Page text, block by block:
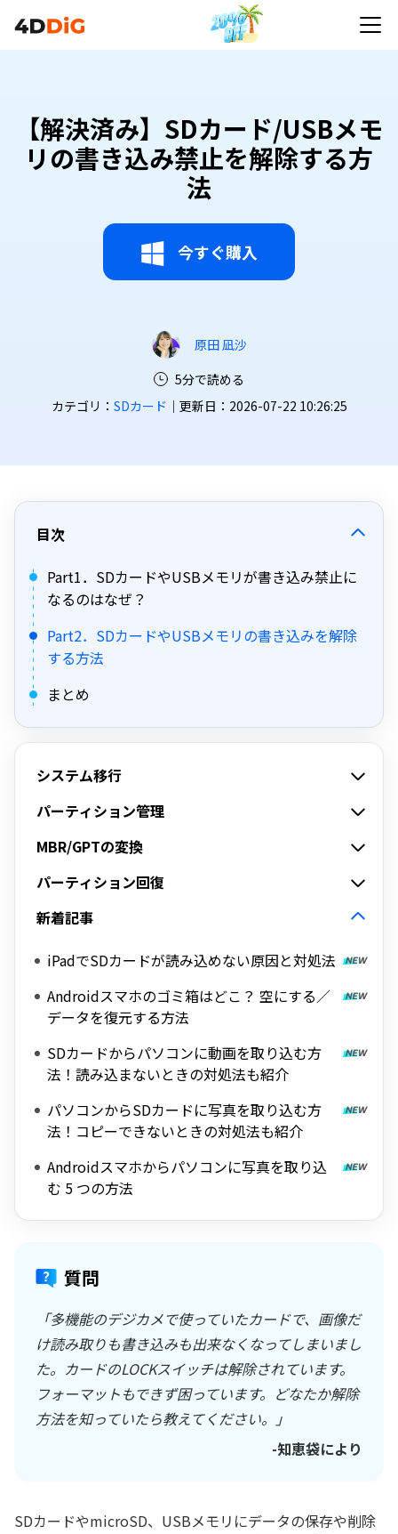
【解決済み】SDカード/USBメモ
リの書き込み禁止を解除する方
法
今すぐ購入
原田 凪沙
5分で読める
カテゴリ： SDカード ｜更新日：2026-07-22 10:26:25
目次
Part1．SDカードやUSBメモリが書き込み禁止に
なるのはなぜ？
Part2．SDカードやUSBメモリの書き込みを解除
する方法
まとめ
システム移行
パーティション管理
MBR/GPTの変換
パーティション回復
新着記事
iPadでSDカードが読み込めない原因と対処法
Androidスマホのゴミ箱はどこ？ 空にする／
データを復元する方法
SDカードからパソコンに動画を取り込む方
法！読み込まないときの対処法も紹介
パソコンからSDカードに写真を取り込む方
法！コピーできないときの対処法も紹介
Androidスマホからパソコンに写真を取り込
む 5 つの方法
質問
「多機能のデジカメで使っていたカードで、画像だ
け読み取りも書き込みも出来なくなってしまいまし
た。カードのLOCKスイッチは解除されています。
フォーマットもできず困っています。どなたか解除
方法を知っていたら教えてください。」
-知恵袋により
SDカードやmicroSD、USBメモリにデータの保存や削除